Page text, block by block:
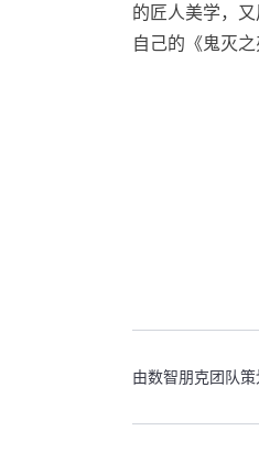
的匠人美学，
自己的《鬼灭
由数智朋克团队策